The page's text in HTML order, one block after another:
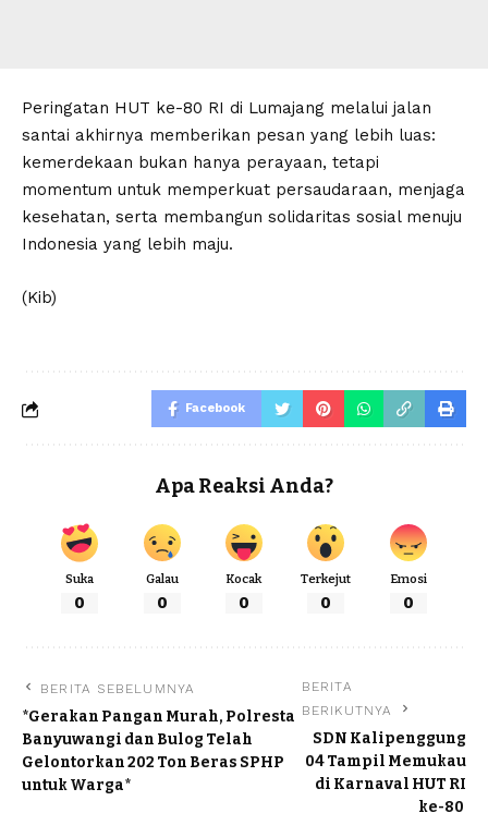
Peringatan HUT ke-80 RI di Lumajang melalui jalan
santai akhirnya memberikan pesan yang lebih luas:
kemerdekaan bukan hanya perayaan, tetapi
momentum untuk memperkuat persaudaraan, menjaga
kesehatan, serta membangun solidaritas sosial menuju
Indonesia yang lebih maju.
(Kib)
Facebook
Apa Reaksi Anda?
Suka
0
Galau
0
Kocak
0
Terkejut
0
Emosi
0
BERITA SEBELUMNYA
*Gerakan Pangan Murah, Polresta
Banyuwangi dan Bulog Telah
Gelontorkan 202 Ton Beras SPHP
untuk Warga*
BERITA
BERIKUTNYA
SDN Kalipenggung
04 Tampil Memukau
di Karnaval HUT RI
ke-80